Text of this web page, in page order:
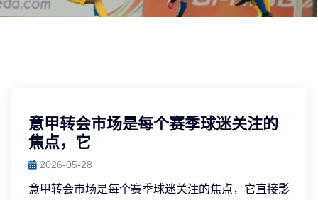
意甲转会市场是每个赛季球迷关注的
焦点，它
2026-05-28
意甲转会市场是每个赛季球迷关注的焦点，它直接影